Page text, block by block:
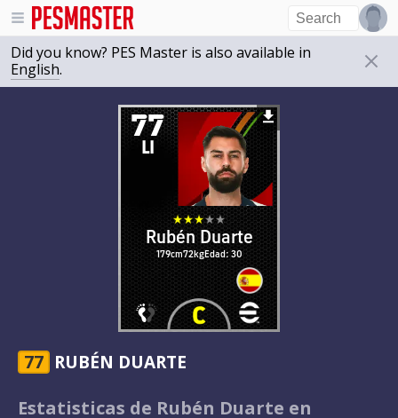
Did you know? PES Master is also available in
English.
77
LI
Rubén Duarte
179cm72kgEdad: 30
77 RUBÉN DUARTE
Estatisticas de Rubén Duarte en